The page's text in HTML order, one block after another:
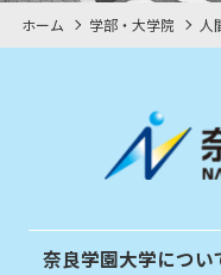
ホーム 学部・大学院 人
奈良学園大学につい